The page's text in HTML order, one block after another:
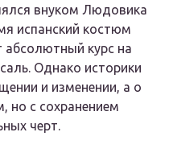
внуком Людовика
испанский костюм
абсолютный курс на
Однако историки
и изменении, а о
но с сохранением
черт.